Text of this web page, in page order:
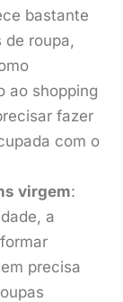
bastante
roupa,
ao shopping
fazer
com o
virgem:
a
precisa